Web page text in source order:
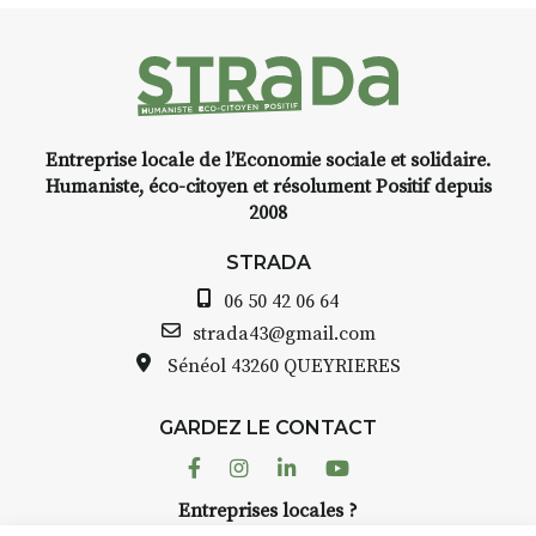
d’Auzon, cette expo-
installation temporaire vous
livre une raison de plus d’aller
faire un tour dans la cité
médiévale du Brivadois cet été.
INTERVIEW
STRADA Bernard Turle, vous
Auzon…
Bernard TURLE Le Fumoir n’est
pas une galerie permanente.
Chaque année, le 1er dimanche
Entreprise locale de l’Economie sociale et solidaire.
Humaniste, éco-citoyen et résolument Positif depuis
2008
STRADA
06 50 42 06 64
strada43@gmail.com
Sénéol 43260 QUEYRIERES
GARDEZ LE CONTACT
FacebookInstagram
LinkedinYoutube
Entreprises locales ?